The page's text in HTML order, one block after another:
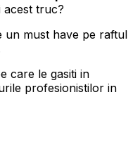
acest truc?
un must have pe raftul
care le gasiti in
profesionistilor in